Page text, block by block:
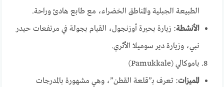
الطبيعة الجبلية والمناطق الخضراء، مع طابع هادئ وراحة.
الأنشطة: زيارة بحيرة أوزنجول، القيام بجولة في مرتفعات حيدر
نبي، وزيارة دير سوميلا الأثري.
باموكالي (Pamukkale)
المميزات: تعرف بـ”قلعة القطن”، وهي مشهورة بالمدرجات